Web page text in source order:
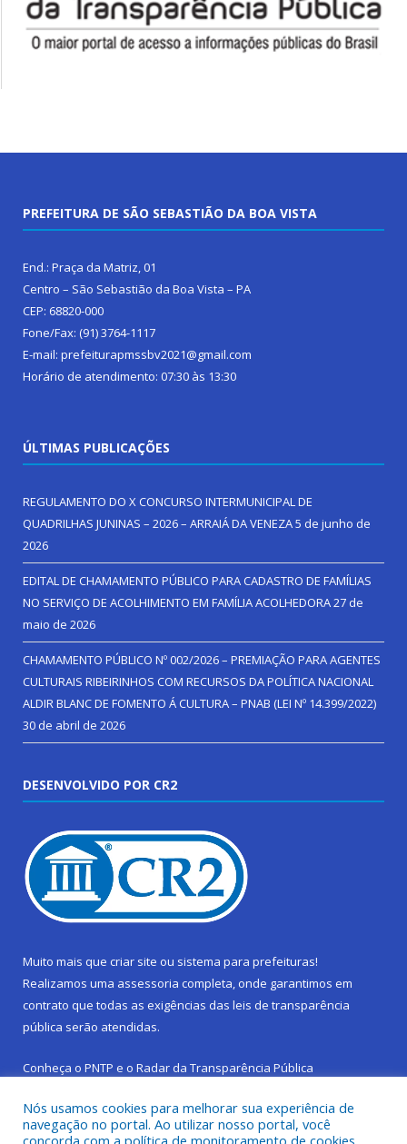
PREFEITURA DE SÃO SEBASTIÃO DA BOA VISTA
End.: Praça da Matriz, 01
Centro – São Sebastião da Boa Vista – PA
CEP: 68820-000
Fone/Fax: (91) 3764-1117
E-mail: prefeiturapmssbv2021@gmail.com
Horário de atendimento: 07:30 às 13:30
ÚLTIMAS PUBLICAÇÕES
REGULAMENTO DO X CONCURSO INTERMUNICIPAL DE
QUADRILHAS JUNINAS – 2026 – ARRAIÁ DA VENEZA5 de junho de
2026
EDITAL DE CHAMAMENTO PÚBLICO PARA CADASTRO DE FAMÍLIAS
NO SERVIÇO DE ACOLHIMENTO EM FAMÍLIA ACOLHEDORA27 de
maio de 2026
CHAMAMENTO PÚBLICO Nº 002/2026 – PREMIAÇÃO PARA AGENTES
CULTURAIS RIBEIRINHOS COM RECURSOS DA POLÍTICA NACIONAL
ALDIR BLANC DE FOMENTO Á CULTURA – PNAB (LEI Nº 14.399/2022)
30 de abril de 2026
DESENVOLVIDO POR CR2
Muito mais que criar site ou sistema para prefeituras!
Realizamos uma assessoria completa, onde garantimos em
contrato que todas as exigências das leis de transparência
pública serão atendidas.
Conheça o PNTP e o Radar da Transparência Pública
Nós usamos cookies para melhorar sua experiência de
navegação no portal. Ao utilizar nosso portal, você
concorda com a política de monitoramento de cookies.